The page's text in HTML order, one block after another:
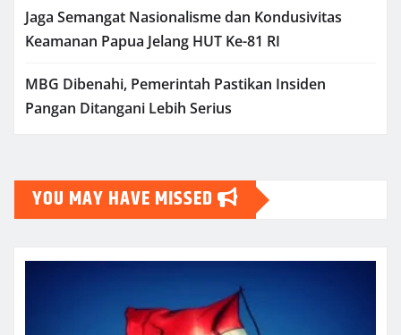
Jaga Semangat Nasionalisme dan Kondusivitas
Keamanan Papua Jelang HUT Ke-81 RI
MBG Dibenahi, Pemerintah Pastikan Insiden
Pangan Ditangani Lebih Serius
YOU MAY HAVE MISSED